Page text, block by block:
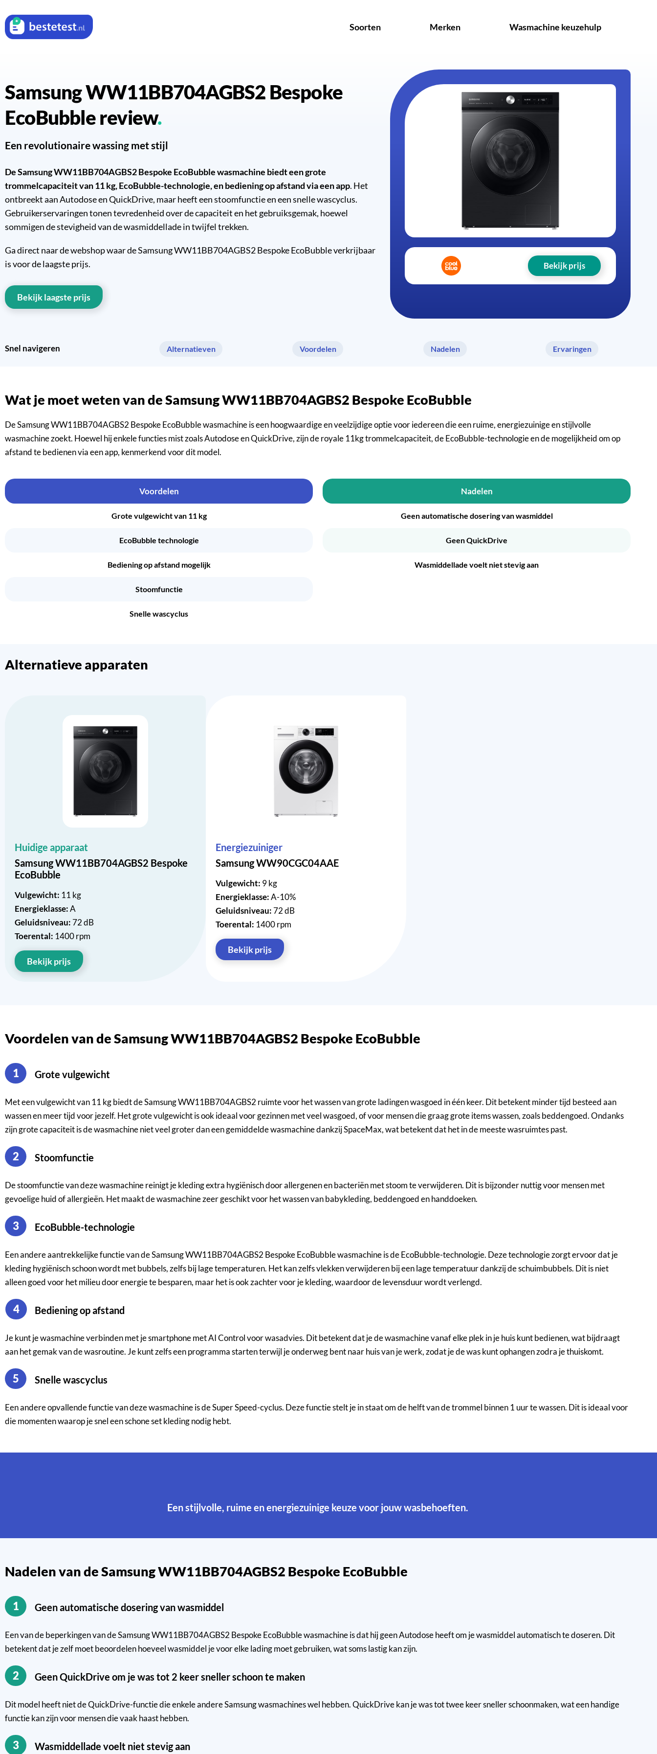
Soorten Merken Wasmachine keuzehulp
Samsung WW11BB704AGBS2 Bespoke
EcoBubble review
Een revolutionaire wassing met stijl
De Samsung WW11BB704AGBS2 Bespoke EcoBubble wasmachine biedt een grote
trommelcapaciteit van 11 kg, EcoBubble-technologie, en bediening op afstand via een app. Het
ontbreekt aan Autodose en QuickDrive, maar heeft een stoomfunctie en een snelle wascyclus.
Gebruikerservaringen tonen tevredenheid over de capaciteit en het gebruiksgemak, hoewel
sommigen de stevigheid van de wasmiddellade in twijfel trekken.
Ga direct naar de webshop waar de Samsung WW11BB704AGBS2 Bespoke EcoBubble verkrijbaar
is voor de laagste prijs.
Bekijk laagste prijs
Bekijk prijs
Snel navigeren Alternatieven Voordelen Nadelen Ervaringen
Wat je moet weten van de Samsung WW11BB704AGBS2 Bespoke EcoBubble
De Samsung WW11BB704AGBS2 Bespoke EcoBubble wasmachine is een hoogwaardige en veelzijdige optie voor iedereen die een ruime, energiezuinige en stijlvolle
wasmachine zoekt. Hoewel hij enkele functies mist zoals Autodose en QuickDrive, zijn de royale 11kg trommelcapaciteit, de EcoBubble-technologie en de mogelijkheid om op
afstand te bedienen via een app, kenmerkend voor dit model.
Voordelen
Grote vulgewicht van 11 kg
EcoBubble technologie
Bediening op afstand mogelijk
Stoomfunctie
Snelle wascyclus
Nadelen
Geen automatische dosering van wasmiddel
Geen QuickDrive
Wasmiddellade voelt niet stevig aan
Alternatieve apparaten
Huidige apparaat
Samsung WW11BB704AGBS2 Bespoke
EcoBubble
Vulgewicht: 11 kg
Energieklasse:A
Geluidsniveau: 72 dB
Toerental: 1400 rpm
Bekijk prijs
Energiezuiniger
Samsung WW90CGC04AAE
Vulgewicht: 9 kg
Energieklasse:A-10%
Geluidsniveau: 72 dB
Toerental: 1400 rpm
Bekijk prijs
Voordelen van de Samsung WW11BB704AGBS2 Bespoke EcoBubble
1 Grote vulgewicht
Met een vulgewicht van 11 kg biedt de Samsung WW11BB704AGBS2 ruimte voor het wassen van grote ladingen wasgoed in één keer. Dit betekent minder tijd besteed aan
wassen en meer tijd voor jezelf. Het grote vulgewicht is ook ideaal voor gezinnen met veel wasgoed, of voor mensen die graag grote items wassen, zoals beddengoed. Ondanks
zijn grote capaciteit is de wasmachine niet veel groter dan een gemiddelde wasmachine dankzij SpaceMax, wat betekent dat het in de meeste wasruimtes past.
2 Stoomfunctie
De stoomfunctie van deze wasmachine reinigt je kleding extra hygiënisch door allergenen en bacteriën met stoom te verwijderen. Dit is bijzonder nuttig voor mensen met
gevoelige huid of allergieën. Het maakt de wasmachine zeer geschikt voor het wassen van babykleding, beddengoed en handdoeken.
3 EcoBubble-technologie
Een andere aantrekkelijke functie van de Samsung WW11BB704AGBS2 Bespoke EcoBubble wasmachine is de EcoBubble-technologie. Deze technologie zorgt ervoor dat je
kleding hygiënisch schoon wordt met bubbels, zelfs bij lage temperaturen. Het kan zelfs vlekken verwijderen bij een lage temperatuur dankzij de schuimbubbels. Dit is niet
alleen goed voor het milieu door energie te besparen, maar het is ook zachter voor je kleding, waardoor de levensduur wordt verlengd.
4 Bediening op afstand
Je kunt je wasmachine verbinden met je smartphone met AI Control voor wasadvies. Dit betekent dat je de wasmachine vanaf elke plek in je huis kunt bedienen, wat bijdraagt
aan het gemak van de wasroutine. Je kunt zelfs een programma starten terwijl je onderweg bent naar huis van je werk, zodat je de was kunt ophangen zodra je thuiskomt.
5 Snelle wascyclus
Een andere opvallende functie van deze wasmachine is de Super Speed-cyclus. Deze functie stelt je in staat om de helft van de trommel binnen 1 uur te wassen. Dit is ideaal voor
die momenten waarop je snel een schone set kleding nodig hebt.
Een stijlvolle, ruime en energiezuinige keuze voor jouw wasbehoeften.
Nadelen van de Samsung WW11BB704AGBS2 Bespoke EcoBubble
1 Geen automatische dosering van wasmiddel
Een van de beperkingen van de Samsung WW11BB704AGBS2 Bespoke EcoBubble wasmachine is dat hij geen Autodose heeft om je wasmiddel automatisch te doseren. Dit
betekent dat je zelf moet beoordelen hoeveel wasmiddel je voor elke lading moet gebruiken, wat soms lastig kan zijn.
2 Geen QuickDrive om je was tot 2 keer sneller schoon te maken
Dit model heeft niet de QuickDrive-functie die enkele andere Samsung wasmachines wel hebben. QuickDrive kan je was tot twee keer sneller schoonmaken, wat een handige
functie kan zijn voor mensen die vaak haast hebben.
3 Wasmiddellade voelt niet stevig aan